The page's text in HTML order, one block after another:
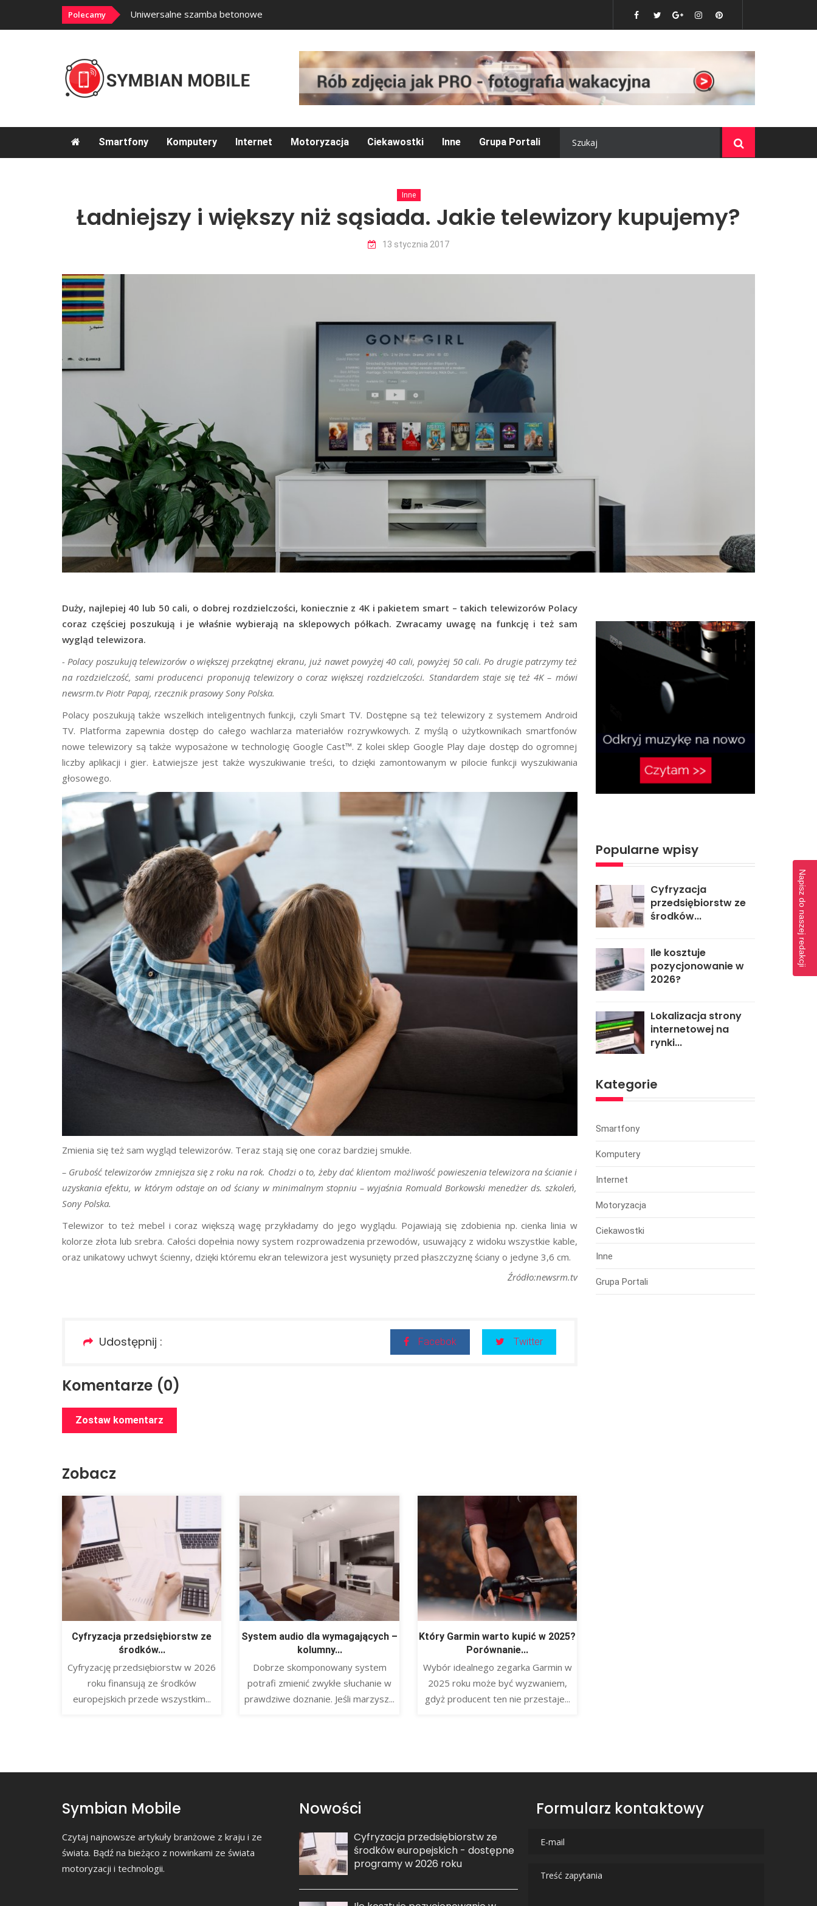
Polecamy Uniwersalne szamba betonowe
Smartfony Komputery Internet Motoryzacja Ciekawostki Inne Grupa Portali
Inne
Ładniejszy i większy niż sąsiada. Jakie telewizory kupujemy?
13 stycznia 2017
Duży, najlepiej 40 lub 50 cali, o dobrej rozdzielczości, koniecznie z 4K i pakietem smart – takich telewizorów Polacy
coraz częściej poszukują i je właśnie wybierają na sklepowych półkach. Zwracamy uwagę na funkcję i też sam
wygląd telewizora.
- Polacy poszukują telewizorów o większej przekątnej ekranu, już nawet powyżej 40 cali, powyżej 50 cali. Po drugie patrzymy też
na rozdzielczość, sami producenci proponują telewizory o coraz większej rozdzielczości. Standardem staje się też 4K – mówi
newsrm.tv Piotr Papaj, rzecznik prasowy Sony Polska.
Polacy poszukują także wszelkich inteligentnych funkcji, czyli Smart TV. Dostępne są też telewizory z systemem Android
TV. Platforma zapewnia dostęp do całego wachlarza materiałów rozrywkowych. Z myślą o użytkownikach smartfonów
nowe telewizory są także wyposażone w technologię Google Cast™. Z kolei sklep Google Play daje dostęp do ogromnej
liczby aplikacji i gier. Łatwiejsze jest także wyszukiwanie treści, to dzięki zamontowanym w pilocie funkcji wyszukiwania
głosowego.
Zmienia się też sam wygląd telewizorów. Teraz stają się one coraz bardziej smukłe.
– Grubość telewizorów zmniejsza się z roku na rok. Chodzi o to, żeby dać klientom możliwość powieszenia telewizora na ścianie i
uzyskania efektu, w którym odstaje on od ściany w minimalnym stopniu – wyjaśnia Romuald Borkowski menedżer ds. szkoleń,
Sony Polska.
Telewizor to też mebel i coraz większą wagę przykładamy do jego wyglądu. Pojawiają się zdobienia np. cienka linia w
kolorze złota lub srebra. Całości dopełnia nowy system rozprowadzenia przewodów, usuwający z widoku wszystkie kable,
oraz unikatowy uchwyt ścienny, dzięki któremu ekran telewizora jest wysunięty przed płaszczyznę ściany o jedyne 3,6 cm.
Źródło:newsrm.tv
Udostępnij : Facebok Twitter
Komentarze (0)
Zostaw komentarz
Zobacz
Cyfryzacja przedsiębiorstw ze
środków...
​Cyfryzację przedsiębiorstw w 2026
roku finansują ze środków
europejskich przede wszystkim...
System audio dla wymagających –
kolumny...
Dobrze skomponowany system
potrafi zmienić zwykłe słuchanie w
prawdziwe doznanie. Jeśli marzysz...
Który Garmin warto kupić w 2025?
Porównanie...
Wybór idealnego zegarka Garmin w
2025 roku może być wyzwaniem,
gdyż producent ten nie przestaje...
Popularne wpisy
Cyfryzacja
przedsiębiorstw ze
środków...
Ile kosztuje
pozycjonowanie w
2026?
Lokalizacja strony
internetowej na
rynki...
Kategorie
Smartfony
Komputery
Internet
Motoryzacja
Ciekawostki
Inne
Grupa Portali
Symbian Mobile
Czytaj najnowsze artykuły branżowe z kraju i ze
świata. Bądź na bieżąco z nowinkami ze świata
motoryzacji i technologii.
Nowości
Cyfryzacja przedsiębiorstw ze
środków europejskich - dostępne
programy w 2026 roku
Formularz kontaktowy
Napisz do naszej redakcji